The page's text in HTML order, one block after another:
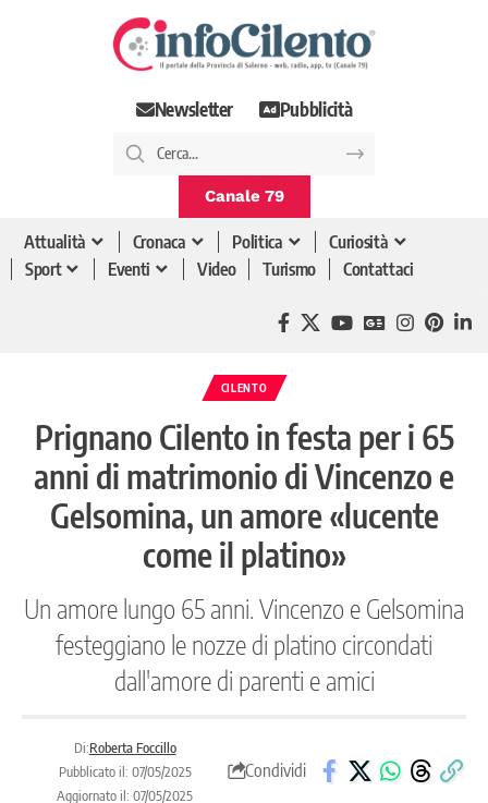
Newsletter Pubblicità
Canale 79
Attualità Cronaca Politica
Curiosità
Sport
Eventi Video Turismo Contattaci
CILENTO
Prignano Cilento in festa per i 65
anni di matrimonio di Vincenzo e
Gelsomina, un amore «lucente
come il platino»
Un amore lungo 65 anni. Vincenzo e Gelsomina
festeggiano le nozze di platino circondati
dall'amore di parenti e amici
Di:Roberta Foccillo
Pubblicato il: 07/05/2025
Aggiornato il: 07/05/2025
Condividi